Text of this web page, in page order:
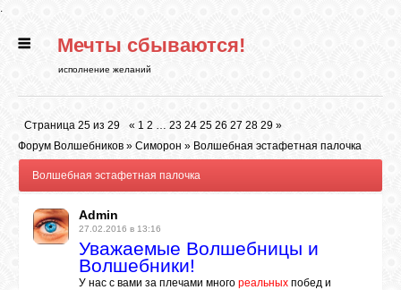
.
ГЛАВНАЯ
РИТУАЛЫ
БИБЛИОТЕКА
Мечты сбываются!
исполнение желаний
Страница 25 из 29 « 1 2 … 23 24 25 26 27 28 29 »
Форум Волшебников » Симорон » Волшебная эстафетная палочка
Волшебная эстафетная палочка
Admin
27.02.2016 в 13:16
Уважаемые Волшебницы и
Волшебники!
У нас с вами за плечами много реальных побед и